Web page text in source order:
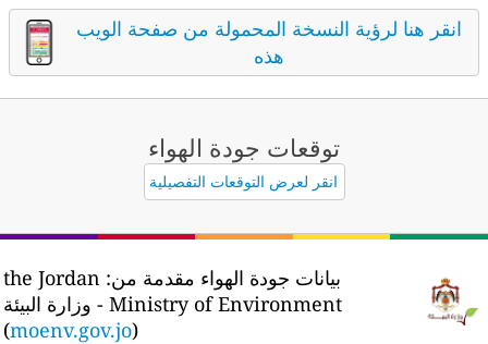
انقر هنا لرؤية النسخة المحمولة من صفحة الويب
هذه
توقعات جودة الهواء
انقر لعرض التوقعات التفصيلية
بيانات جودة الهواء مقدمة من: the Jordan
Ministry of Environment - وزارة البيئة
(
moenv.gov.jo
)